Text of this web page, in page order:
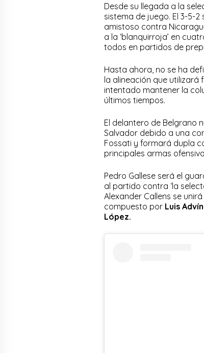
Desde su llegada a la
sistema de juego. El 3-5-
amistoso contra
a la ‘blanquirroja’ en
todos en partidos de
Hasta ahora, no se ha
la alineación que utilizará
intentado mantener la
últimos tiempos.
El delantero de Belgrano
Salvador debido a una
Fossati y formará dupla
principales armas
Pedro Gallese será el
al partido contra ‘la
Alexander Callens se
compuesto por Luis
López.